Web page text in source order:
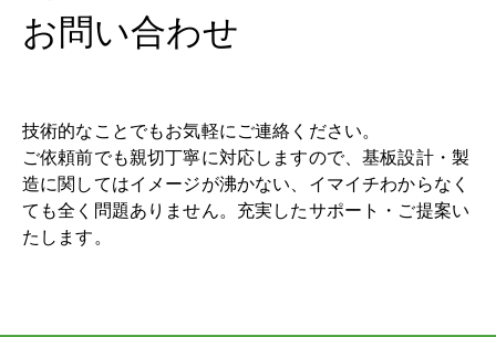
お問い合わせ
技術的なことでもお気軽にご連絡ください。
ご依頼前でも親切丁寧に対応しますので、基板設計・製
造に関してはイメージが沸かない、イマイチわからなく
ても全く問題ありません。充実したサポート・ご提案い
たします。